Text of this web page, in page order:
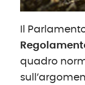
Il
quadro